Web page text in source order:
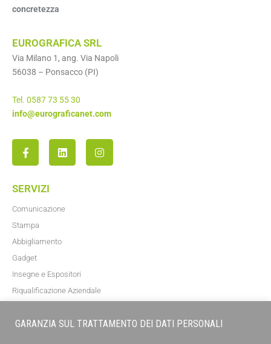
concretezza
EUROGRAFICA SRL
Via Milano 1, ang. Via Napoli
56038 – Ponsacco (PI)
Tel. 0587 73 55 30
info@eurograficanet.com
SERVIZI
Comunicazione
Stampa
Abbigliamento
Gadget
Insegne e Espositori
Riqualificazione Aziendale
GARANZIA SUL TRATTAMENTO DEI DATI PERSONALI